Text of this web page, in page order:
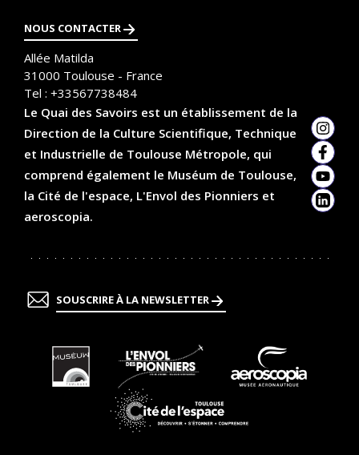
NOUS CONTACTER
Allée Matilda
31000 Toulouse - France
Tel : +33567738484
Le Quai des Savoirs est un établissement de la
Direction de la Culture Scientifique, Technique
et Industrielle de Toulouse Métropole, qui
comprend également le Muséum de Toulouse,
la Cité de l'espace, L'Envol des Pionniers et
aeroscopia.
SOUSCRIRE À LA NEWSLETTER
En
savoir
plus